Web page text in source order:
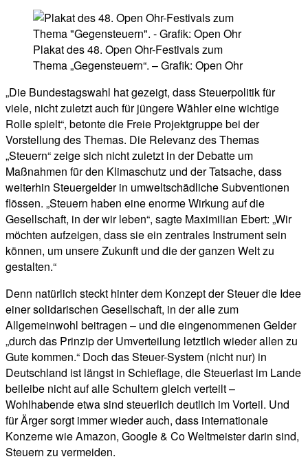
Plakat des 48. Open Ohr-Festivals zum
Thema „Gegensteuern“. – Grafik: Open Ohr
„Die Bundestagswahl hat gezeigt, dass Steuerpolitik für
viele, nicht zuletzt auch für jüngere Wähler eine wichtige
Rolle spielt“, betonte die Freie Projektgruppe bei der
Vorstellung des Themas. Die Relevanz des Themas
„Steuern“ zeige sich nicht zuletzt in der Debatte um
Maßnahmen für den Klimaschutz und der Tatsache, dass
weiterhin Steuergelder in umweltschädliche Subventionen
flössen. „Steuern haben eine enorme Wirkung auf die
Gesellschaft, in der wir leben“, sagte Maximilian Ebert: „Wir
möchten aufzeigen, dass sie ein zentrales Instrument sein
können, um unsere Zukunft und die der ganzen Welt zu
gestalten.“
Denn natürlich steckt hinter dem Konzept der Steuer die Idee
einer solidarischen Gesellschaft, in der alle zum
Allgemeinwohl beitragen – und die eingenommenen Gelder
„durch das Prinzip der Umverteilung letztlich wieder allen zu
Gute kommen.“ Doch das Steuer-System (nicht nur) in
Deutschland ist längst in Schieflage, die Steuerlast im Lande
beileibe nicht auf alle Schultern gleich verteilt –
Wohlhabende etwa sind steuerlich deutlich im Vorteil. Und
für Ärger sorgt immer wieder auch, dass internationale
Konzerne wie Amazon, Google & Co Weltmeister darin sind,
Steuern zu vermeiden.